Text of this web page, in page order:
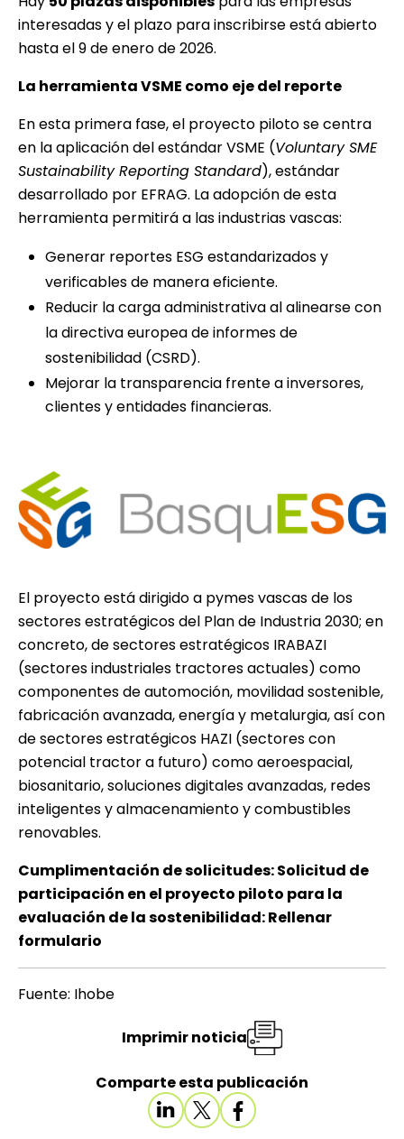
interesadas y el plazo para inscribirse está abierto
hasta el 9 de enero de 2026.
La herramienta VSME como eje del reporte
En esta primera fase, el proyecto piloto se centra
en la aplicación del estándar VSME (Voluntary SME
Sustainability Reporting Standard), estándar
desarrollado por EFRAG. La adopción de esta
herramienta permitirá a las industrias vascas:
Generar reportes ESG estandarizados y
verificables de manera eficiente.
Reducir la carga administrativa al alinearse con
la directiva europea de informes de
sostenibilidad (CSRD).
Mejorar la transparencia frente a inversores,
clientes y entidades financieras.
El proyecto está dirigido a pymes vascas de los
sectores estratégicos del Plan de Industria 2030; en
concreto, de sectores estratégicos IRABAZI
(sectores industriales tractores actuales) como
componentes de automoción, movilidad sostenible,
fabricación avanzada, energía y metalurgia, así con
de sectores estratégicos HAZI (sectores con
potencial tractor a futuro) como aeroespacial,
biosanitario, soluciones digitales avanzadas, redes
inteligentes y almacenamiento y combustibles
renovables.
Cumplimentación de solicitudes:Solicitud de
participación en el proyecto piloto para la
evaluación de la sostenibilidad: Rellenar
formulario
Fuente: Ihobe
Comparte esta publicación
Imprimir noticia